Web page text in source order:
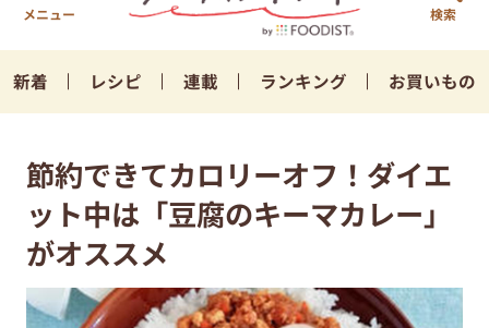
検索
新着 レシピ 連載 ランキング お買いもの
節約できてカロリーオフ！ダイエ
ット中は「豆腐のキーマカレー」
がオススメ